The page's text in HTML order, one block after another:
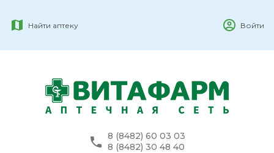
Найти аптеку Войти
8 (8482) 60 03 03
8 (8482) 30 48 40